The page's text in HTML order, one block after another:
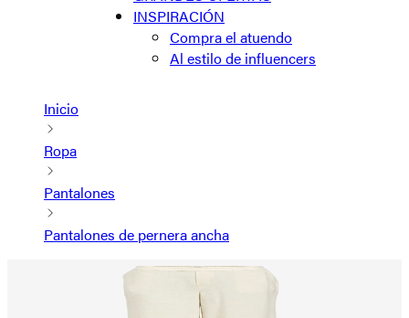
INSPIRACIÓN
Compra el atuendo
Al estilo de influencers
Inicio
Ropa
Pantalones
Pantalones de pernera ancha